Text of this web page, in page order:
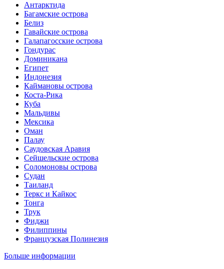
Антарктида
Багамские острова
Белиз
Гавайские острова
Галапагосские острова
Гондурас
Доминикана
Египет
Индонезия
Каймановы острова
Коста-Рика
Куба
Мальдивы
Мексика
Оман
Палау
Саудовская Аравия
Сейшельские острова
Соломоновы острова
Судан
Таиланд
Теркс и Кайкос
Тонга
Трук
Фиджи
Филиппины
Французская Полинезия
Больше информации